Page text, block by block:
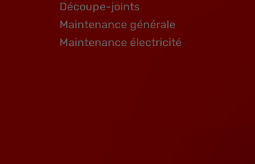
Découpe-joints
Maintenance générale
Maintenance électricité